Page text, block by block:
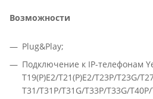
Возможности
Plug&Play;
Подключение к IP-телефонам
T19(P)E2/T21(P)E2/T23P/T23G/
T31/T31P/T31G/T33P/T33G/